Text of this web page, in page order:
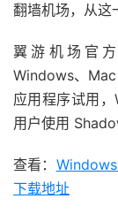
翻墙机场，从这
翼游机场官
Windows、
应用程序试用
用户使用
查看：
下载地址